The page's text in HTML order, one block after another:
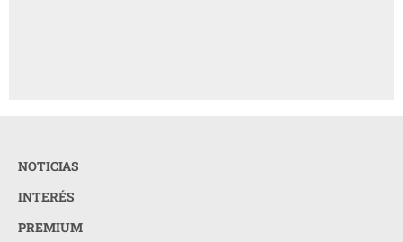
NOTICIAS
INTERÉS
PREMIUM